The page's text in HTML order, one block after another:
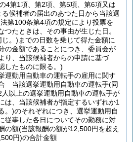
4第1項、第2項、第5項、第6項又は
候補者の届出のあつた日から当該選
第100条第4項の規定により投票を
つたときは、その事由が生じた日。
じ。) までの日数を乗じて得た金額に
の金額であることにつき、委員会が
り、当該候補者からの申請に基づ
したものに限る。)
運動用自動車の運転手の雇用に関す
当該選挙運動用自動車の運転手(同
以上の選挙運動用自動車の運転手が
は、当該候補者が指定するいずれか1
。)のそれぞれにつき、選挙運動用自
従事した各日についてその勤務に対
の額(当該報酬の額が12,500円を超え
円)の合計金額